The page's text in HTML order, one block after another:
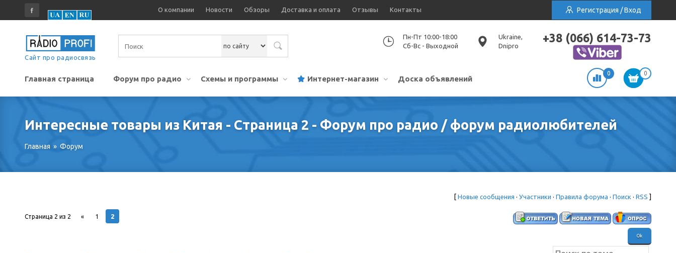
О компании Новости Обзоры Доставка и оплата Отзывы Контакты Регистрация / Вход
Сайт про радиосвязь
Пн-Пт 10:00-18:00
Сб-Вс - Выходной
Ukraine,
Dnipro
+38 (066) 614-73-73
Главная страница Форум про радио Схемы и программы Интернет-магазин Доска объявлений
0 0
Интересные товары из Китая - Страница 2 - Форум про радио / форум радиолюбителей
Главная » Форум
[ Новые сообщения · Участники · Правила форума · Поиск · RSS ]
Страница 2 из 2 « 1 2